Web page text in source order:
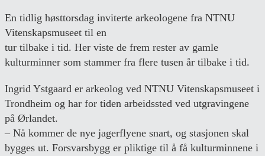
En tidlig høsttorsdag inviterte arkeologene fra NTNU
Vitenskapsmuseet til en
tur tilbake i tid. Her viste de frem rester av gamle
kulturminner som stammer fra flere tusen år tilbake i tid.
Ingrid Ystgaard er arkeolog ved NTNU Vitenskapsmuseet i
Trondheim og har for tiden arbeidssted ved utgravingene
på Ørlandet.
– Nå kommer de nye jagerflyene snart, og stasjonen skal
bygges ut. Forsvarsbygg er pliktige til å få kulturminnene i